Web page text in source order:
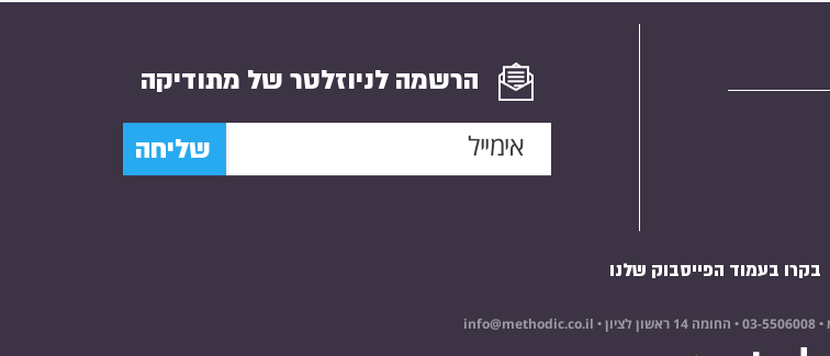
הרשמה לניוזלטר של מתודיקה
שליחה
בקרו בעמוד הפייסבוק שלנו
•
03-5506008• החומה 14 ראשון לציון • info@methodic.co.il